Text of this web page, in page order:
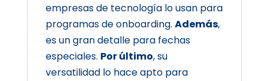
empresas de tecnología lo usan para
programas de onboarding. Además,
es un gran detalle para fechas
especiales. Por último, su
versatilidad lo hace apto para